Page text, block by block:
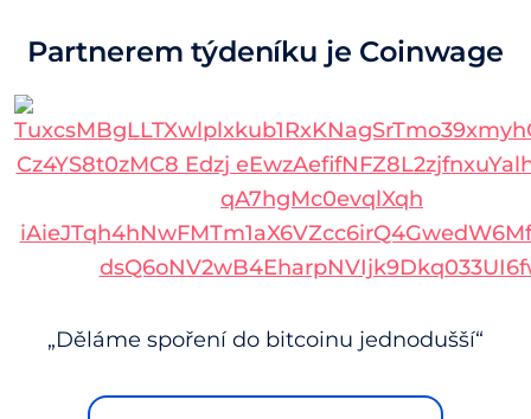
Partnerem týdeníku je Coinwage
„Děláme spoření do bitcoinu jednodušší“